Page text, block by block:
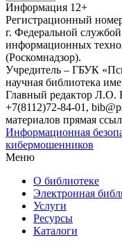
Информация 12+
Регистрационный
г. Федеральной
информационных
(Роскомнадзор).
Учредитель – ГБУК
научная библиотека
Главный редактор Л.О.
+7(8112)72-84-01,
материалов прямая
Информационная
кибермошенников
Меню
О библиотеке
Электронная
Услуги
Ресурсы
Каталоги